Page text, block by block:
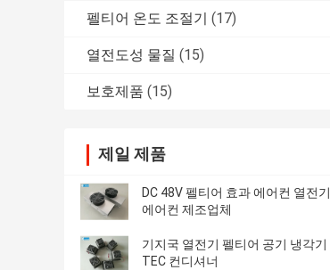
펠티어 온도 조절기 (17)
열전도성 물질 (15)
보호제품 (15)
제일 제품
DC 48V 펠티어 효과 에어컨 열전기
에어컨 제조업체
기지국 열전기 펠티어 공기 냉각기
TEC 컨디셔너